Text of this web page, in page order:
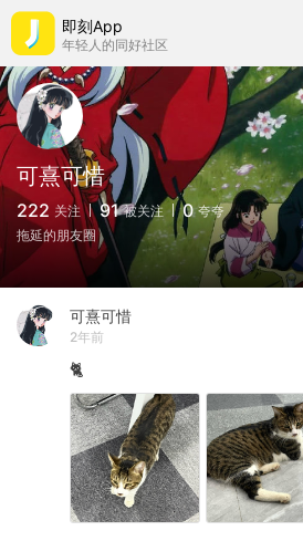
即刻App
年轻人的同好社区
可熹可惜
222 关注 91 被关注 0 夸夸
拖延的朋友圈
可熹可惜
2年前
🐈